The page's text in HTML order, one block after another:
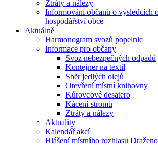
Ztráty a nálezy
Informování občanů o výsledcích
hospodářství obce
Aktuálně
Harmonogram svozů popelnic
Informace pro občany
Svoz nebezpečných odpadů
Kontejner na textil
Sběr jedlých olejů
Otevření místní knihovny
Kůrovcové desatero
Kácení stromů
Ztráty a nálezy
Aktuality
Kalendář akcí
Hlášení místního rozhlasu